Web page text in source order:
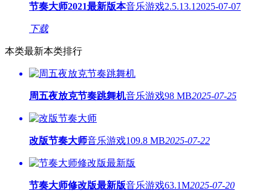
节奏大师2021最新版本音乐游戏2.5.13.1 2025-07-07
下载
本类最新本类排行
周五夜放克节奏跳舞机音乐游戏98 MB2025-07-25
改版节奏大师音乐游戏109.8 MB2025-07-22
节奏大师修改版最新版音乐游戏63.1M2025-07-20